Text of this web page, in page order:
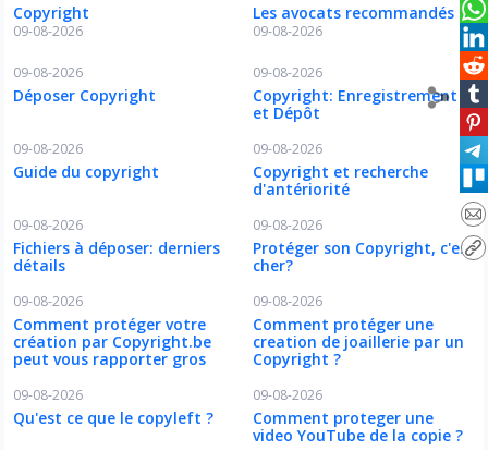
Copyright
09-08-2026
Les avocats recommandés
09-08-2026
09-08-2026
Déposer Copyright
09-08-2026
Copyright: Enregistrement
et Dépôt
09-08-2026
Guide du copyright
09-08-2026
Copyright et recherche
d'antériorité
09-08-2026
Fichiers à déposer: derniers
détails
09-08-2026
Protéger son Copyright, c'est
cher?
09-08-2026
Comment protéger votre
création par Copyright.be
peut vous rapporter gros
09-08-2026
Comment protéger une
creation de joaillerie par un
Copyright ?
09-08-2026
Qu'est ce que le copyleft ?
09-08-2026
Comment proteger une
video YouTube de la copie ?